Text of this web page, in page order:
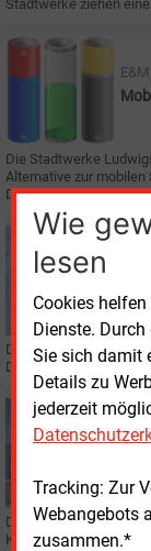
Wie
lesen
Cookies
Dienste.
Sie sich damit
Details zu
jederzeit
Tracking: Zur
Webangebots
zusammen.*
Stadtwerke ziehen
E&M
Die Stadtwerke
Alternative zur
Dieselgeneratoren
Der Aufsichtsrat der
Drausnigg als neuen
E&M
Die
Klärwerk anfallenden